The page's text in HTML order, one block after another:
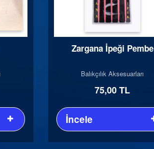
Zargana İpeği Pembe
Balıkçılık Aksesuarları
75,00 TL
İncele